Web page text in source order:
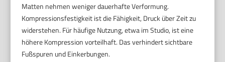
Matten nehmen weniger dauerhafte Verformung.
Kompressionsfestigkeit ist die Fähigkeit, Druck über Zeit zu
widerstehen. Für häufige Nutzung, etwa im Studio, ist eine
höhere Kompression vorteilhaft. Das verhindert sichtbare
Fußspuren und Einkerbungen.